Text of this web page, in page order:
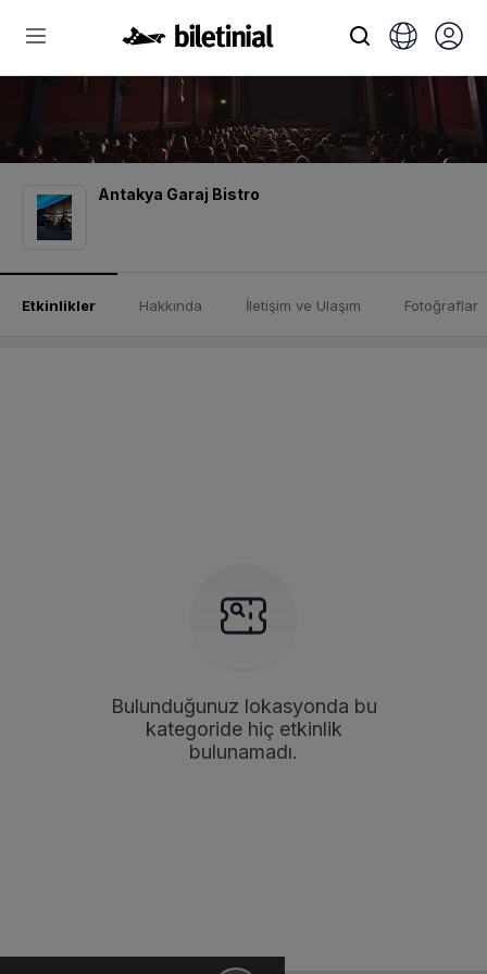
Antakya Garaj Bistro
Etkinlikler Hakkında İletişim ve Ulaşım Fotoğraflar
Bulunduğunuz lokasyonda bu
kategoride hiç etkinlik
bulunamadı.